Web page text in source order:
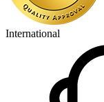
International